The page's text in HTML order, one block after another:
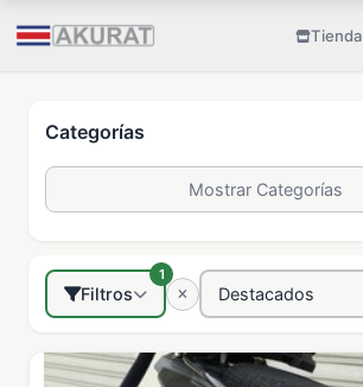
Tienda
Categorías
Mostrar Categorías
Filtros
1